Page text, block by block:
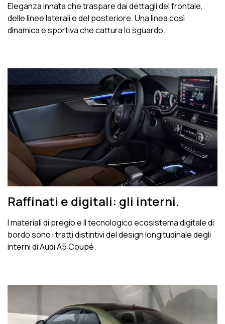
Eleganza innata che traspare dai dettagli del frontale,
delle linee laterali e del posteriore. Una linea così
dinamica e sportiva che cattura lo sguardo.
Raffinati e digitali: gli interni.
I materiali di pregio e Il tecnologico ecosistema digitale di
bordo sono i tratti distintivi del design longitudinale degli
interni di Audi A5 Coupé.